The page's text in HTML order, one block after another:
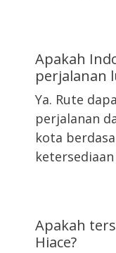
Apakah
perjalanan
Ya. Rute
perjalanan
kota
Apakah
Hiace?